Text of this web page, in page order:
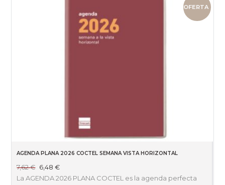
OFERTA
AGENDA PLANA 2026 COCTEL SEMANA VISTA HORIZONTAL
7,62€ El
precio
6,48€El
precio
La AGENDA 2026 PLANA COCTEL es la agenda perfecta